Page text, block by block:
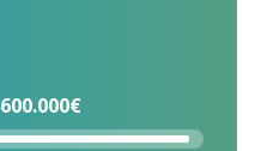
600.000€